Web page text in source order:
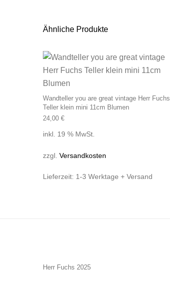
Ähnliche Produkte
Wandteller you are great vintage Herr Fuchs
Teller klein mini 11cm Blumen
24,00 €
inkl. 19 % MwSt.
zzgl. Versandkosten
Lieferzeit: 1-3 Werktage + Versand
Herr Fuchs 2025